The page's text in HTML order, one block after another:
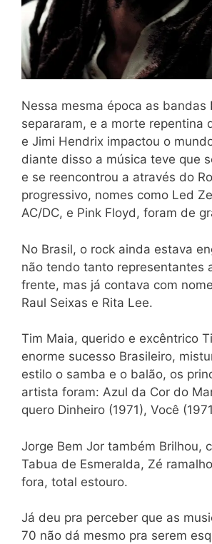
Nessa mesma época as bandas
separaram, e a morte repentina
e Jimi Hendrix impactou o
diante disso a música teve que
e se reencontrou a através do
progressivo, nomes como Led
AC/DC, e Pink Floyd, foram de
No Brasil, o rock ainda estava
não tendo tanto representantes
frente, mas já contava com
Raul Seixas e Rita Lee.
Tim Maia, querido e excêntrico
enorme sucesso Brasileiro,
estilo o samba e o balão, os
artista foram: Azul da Cor do
quero Dinheiro (1971), Você
Jorge Bem Jor também Brilhou,
Tabua de Esmeralda, Zé
fora, total estouro.
Já deu pra perceber que as
70 não dá mesmo pra serem